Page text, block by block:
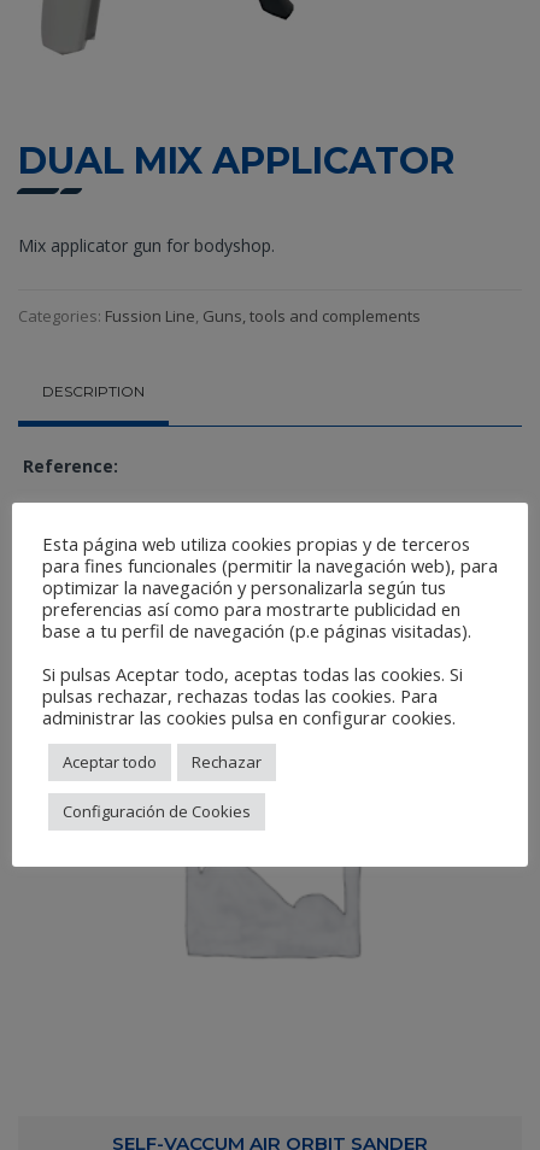
DUAL MIX APPLICATOR
Mix applicator gun for bodyshop.
Categories: Fussion Line Guns, tools and complements
DESCRIPTION
Reference:
G5555
Related Products
SELF-VACCUM AIR ORBIT SANDER
Esta página web utiliza cookies propias y de terceros
para fines funcionales (permitir la navegación web), para
optimizar la navegación y personalizarla según tus
preferencias así como para mostrarte publicidad en
base a tu perfil de navegación (p.e páginas visitadas).
Si pulsas Aceptar todo, aceptas todas las cookies. Si
pulsas rechazar, rechazas todas las cookies. Para
administrar las cookies pulsa en configurar cookies.
Aceptar todo Rechazar
Configuración de Cookies